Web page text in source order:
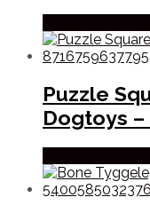
Puzzle
Dogtoys –